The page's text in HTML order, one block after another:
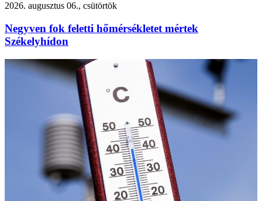
2026. augusztus 06., csütörtök
Negyven fok feletti hőmérsékletet mértek
Székelyhídon